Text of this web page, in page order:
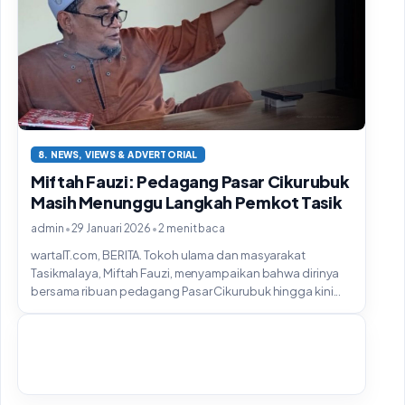
8. NEWS, VIEWS & ADVERTORIAL
Miftah Fauzi: Pedagang Pasar Cikurubuk
Masih Menunggu Langkah Pemkot Tasik
admin •29 Januari 2026 •2 menit baca
wartaIT.com, BERITA. Tokoh ulama dan masyarakat
Tasikmalaya, Miftah Fauzi, menyampaikan bahwa dirinya
bersama ribuan pedagang Pasar Cikurubuk hingga kini...